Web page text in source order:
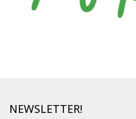
NEWSLETTER!